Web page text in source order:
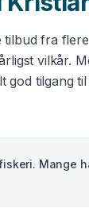
fra
vilkår.
god tilgang
Mange